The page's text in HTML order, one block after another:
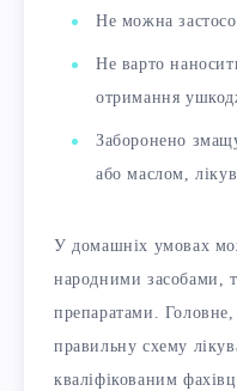
Не можна
Не варто
отримання
Заборонено
або маслом,
У домашніх умовах
народними засобами,
препаратами.
правильну схему
кваліфікованим